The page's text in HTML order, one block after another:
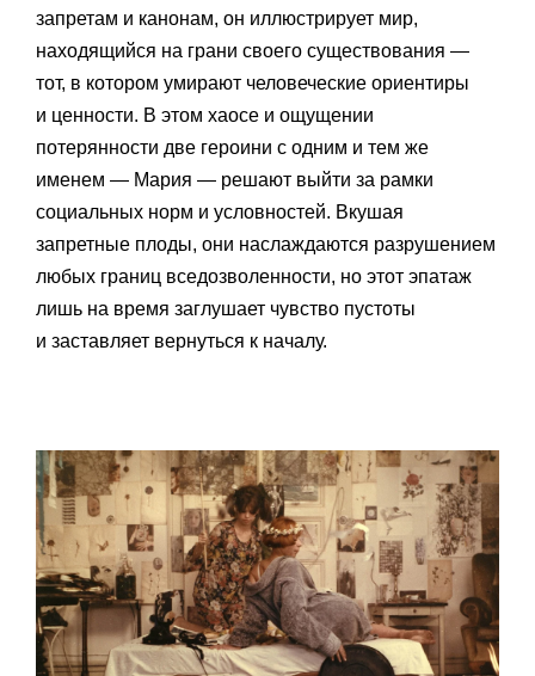
запретам и канонам, он иллюстрирует мир,
находящийся на грани своего существования —
тот, в котором умирают человеческие ориентиры
и ценности. В этом хаосе и ощущении
потерянности две героини с одним и тем же
именем — Мария — решают выйти за рамки
социальных норм и условностей. Вкушая
запретные плоды, они наслаждаются разрушением
любых границ вседозволенности, но этот эпатаж
лишь на время заглушает чувство пустоты
и заставляет вернуться к началу.